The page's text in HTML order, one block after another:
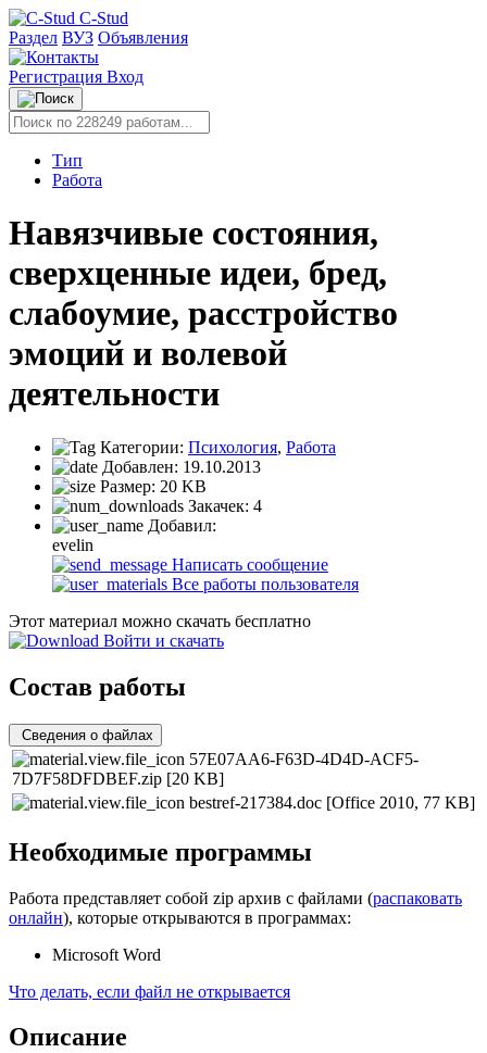
C-Stud
Раздел ВУЗ Объявления
Регистрация Вход
Тип
Работа
Навязчивые состояния,
сверхценные идеи, бред,
слабоумие, расстройство
эмоций и волевой
деятельности
Категории: Психология, Работа
Добавлен: 19.10.2013
Размер: 20 KB
Закачек: 4
Добавил:
evelin
Написать сообщение
Все работы пользователя
Этот материал можно скачать бесплатно
Войти и скачать
Состав работы
Сведения о файлах
57E07AA6-F63D-4D4D-ACF5-
7D7F58DFDBEF.zip [20 KB]
bestref-217384.doc [Office 2010, 77 KB]
Необходимые программы
Работа представляет собой zip архив с файлами (распаковать
онлайн), которые открываются в программах:
Microsoft Word
Что делать, если файл не открывается
Описание